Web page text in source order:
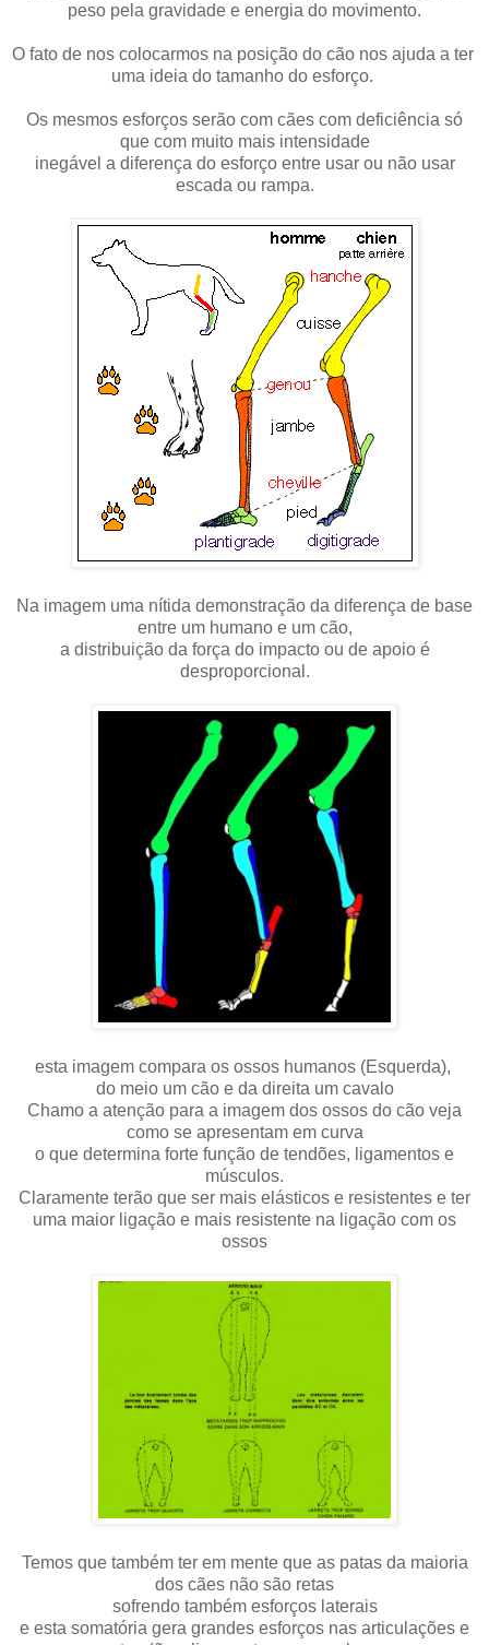
peso pela gravidade e energia do movimento.
O fato de nos colocarmos na posição do cão nos ajuda a ter
uma ideia do tamanho do esforço.
Os mesmos esforços serão com cães com deficiência só
que com muito mais intensidade
inegável a diferença do esforço entre usar ou não usar
escada ou rampa.
Na imagem uma nítida demonstração da diferença de base
entre um humano e um cão,
a distribuição da força do impacto ou de apoio é
desproporcional.
esta imagem compara os ossos humanos (Esquerda),
do meio um cão e da direita um cavalo
Chamo a atenção para a imagem dos ossos do cão veja
como se apresentam em curva
o que determina forte função de tendões, ligamentos e
músculos.
Claramente terão que ser mais elásticos e resistentes e ter
uma maior ligação e mais resistente na ligação com os
ossos
Temos que também ter em mente que as patas da maioria
dos cães não são retas
sofrendo também esforços laterais
e esta somatória gera grandes esforços nas articulações e